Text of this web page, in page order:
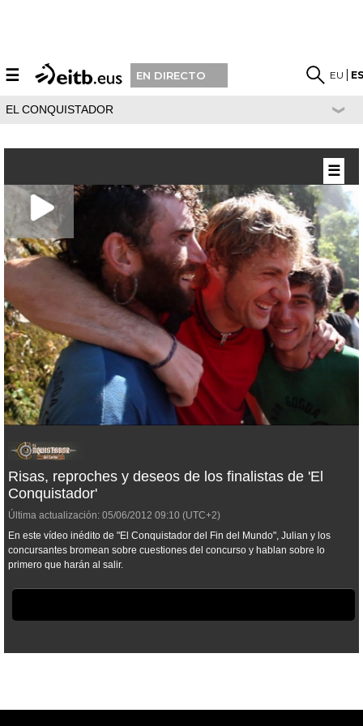
☰ EN DIRECTO EU
EL CONQUISTADOR
Risas, reproches y deseos de los finalistas de 'El
Conquistador'
Última actualización: 05/06/2012 09:10 (UTC+2)
En este vídeo inédito de "El Conquistador del Fin del Mundo", Julian y los
concursantes bromean sobre cuestiones del concurso y hablan sobre lo
primero que harán al salir.
☰